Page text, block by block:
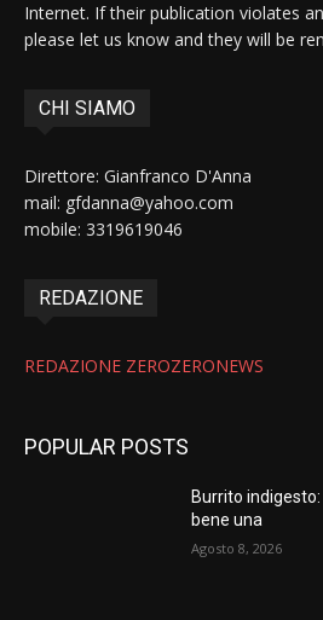
Internet. If their publication violates
please let us know and they will be
CHI SIAMO
Direttore: Gianfranco D'Anna
mail: gfdanna@yahoo.com
mobile: 3319619046
REDAZIONE
REDAZIONE ZEROZERONEWS
POPULAR POSTS
Burrito
bene una
Agosto 8, 2026